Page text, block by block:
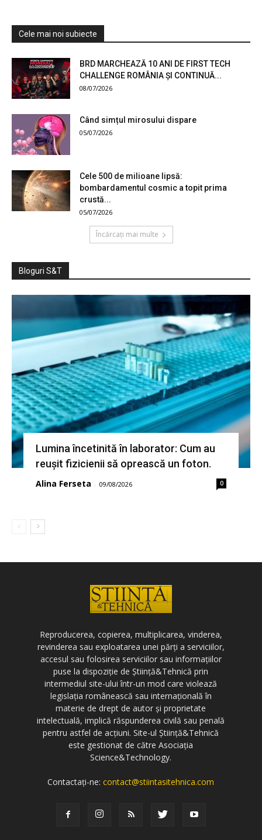
Cele mai noi subiecte
BRD MARCHEAZĂ 10 ANI DE FIRST TECH
CHALLENGE ROMÂNIA ȘI CONTINUĂ...
08/07/2026
Când simțul mirosului dispare
05/07/2026
Cele 500 de milioane lipsă:
bombardamentul cosmic a topit prima
crustă...
05/07/2026
Încărcați mai multe
Bloguri S&T
Lumina încetinită în laborator: Cum au
reușit fizicienii să oprească un foton.
Alina Ferseta - 09/08/2026 0
Reproducerea, copierea, multiplicarea, vinderea,
revinderea sau exploatarea unei părți a serviciilor,
accesul sau folosirea serviciilor sau informațiilor
puse la dispoziție de Știință&Tehnică prin
intermediul site-ului într-un mod care violează
legislația românească sau internațională în
materie de drept de autor și proprietate
intelectuală, implică răspunderea civilă sau penală
pentru astfel de acțiuni. Site-ul Știință&Tehnică
este gestionat de către Asociația
Science&Technology.
Contactați-ne:contact@stiintasitehnica.com